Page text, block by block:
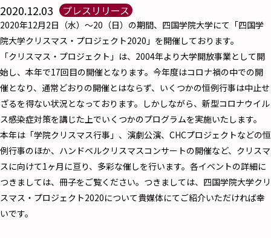
2020.12.03 プレスリリース
2020年12月2日（水）～20（日）の期間、四国学院大学にて「四国学
院大学クリスマス・プロジェクト2020」を開催しております。
「クリスマス・プロジェクト」は、2004年より大学開放事業として開
始し、本年で17回目の開催となります。今年度はコロナ禍の中での開
催となり、通常どおりの開催とはならず、いくつかの恒例行事は中止せ
ざるを得ない状況となっております。しかしながら、新型コロナウイル
ス感染症対策を講じた上でいくつかのプログラムを実施いたします。
本年は「学院クリスマス行事」、演劇公演、CHCプロジェクトなどの恒
例行事のほか、ハンドベルクリスマスコンサートの開催など、クリスマ
スに向けて1ヶ月に亘り、多彩な催しを行います。各イベントの詳細に
つきましては、冊子をご覧ください。つきましては、四国学院大学クリ
スマス・プロジェクト2020について貴媒体にてご紹介いただければ幸
いです。